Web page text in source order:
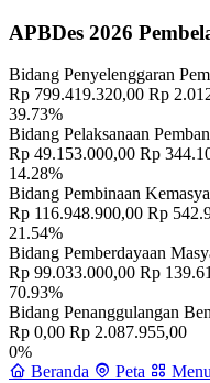
APBDes 2026
Bidang Penyelenggaran
Rp 799.419.320,00 Rp
39.73%
Bidang Pelaksanaan
Rp 49.153.000,00 Rp
14.28%
Bidang Pembinaan
Rp 116.948.900,00 Rp
21.54%
Bidang Pemberdayaan
Rp 99.033.000,00 Rp
70.93%
Bidang Penanggulangan
Rp 0,00 Rp 2.087.955,00
0%
Beranda
Peta Menu